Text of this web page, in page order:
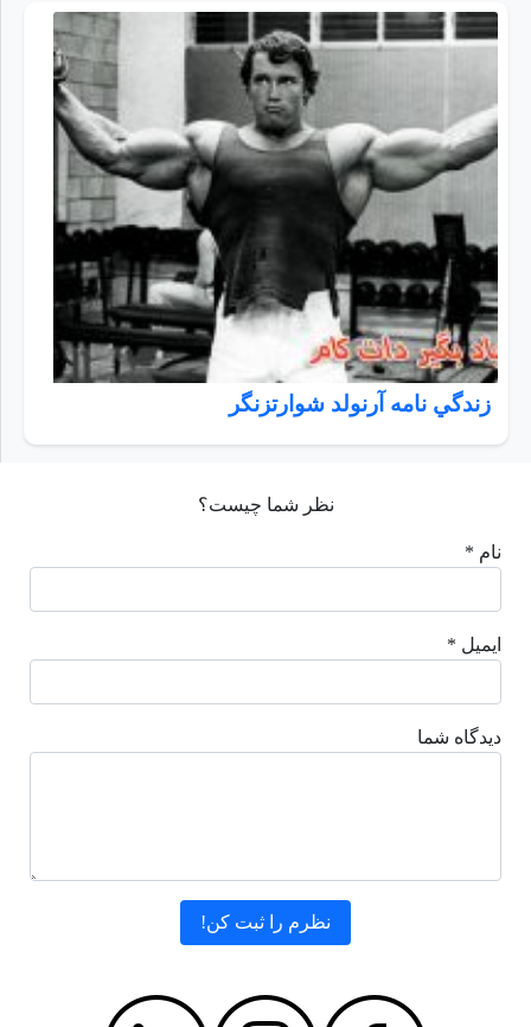
زندگي نامه آرنولد شوارتزنگر
نظر شما چیست؟
نام *
ایمیل *
دیدگاه شما